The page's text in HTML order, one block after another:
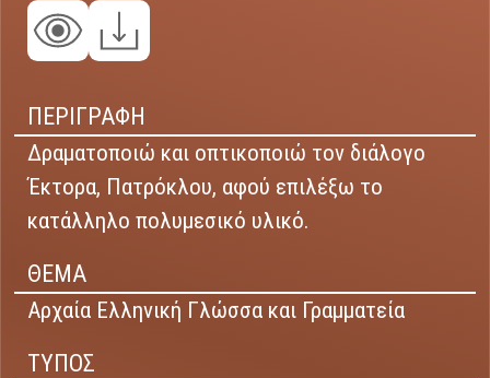
ΠΕΡΙΓΡΑΦΗ
Δραματοποιώ και οπτικοποιώ τον διάλογο
Έκτορα, Πατρόκλου, αφού επιλέξω το
κατάλληλο πολυμεσικό υλικό.
ΘΕΜΑ
Αρχαία Ελληνική Γλώσσα και Γραμματεία
ΤΥΠΟΣ